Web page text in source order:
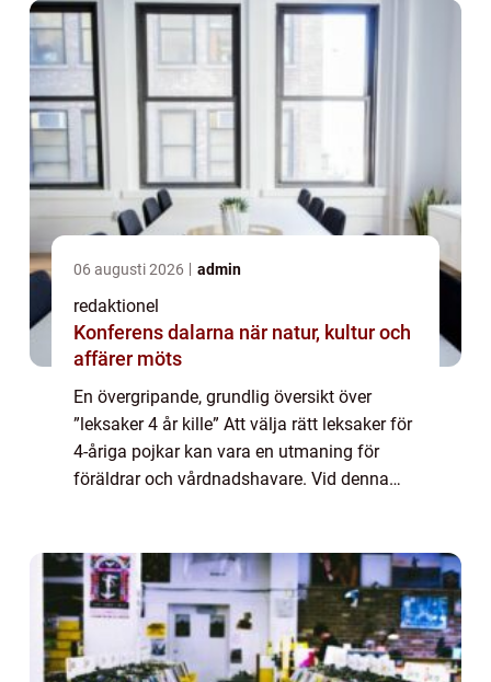
06 augusti 2026 admin
redaktionel
Konferens dalarna när natur, kultur och
affärer möts
En övergripande, grundlig översikt över
”leksaker 4 år kille” Att välja rätt leksaker för
4-åriga pojkar kan vara en utmaning för
föräldrar och vårdnadshavare. Vid denna